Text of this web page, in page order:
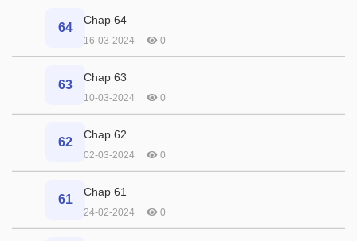
64
Chap 64
16-03-2024 0
63
Chap 63
10-03-2024 0
62
Chap 62
02-03-2024 0
61
Chap 61
24-02-2024 0